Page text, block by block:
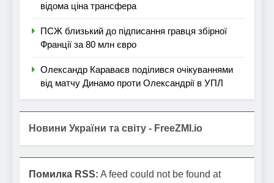
відома ціна трансфера
ПСЖ близький до підписання гравця збірної
Франції за 80 млн євро
Олександр Караваєв поділився очікуваннями
від матчу Динамо проти Олександрії в УПЛ
Новини України та світу - FreeZMI.io
Помилка RSS: A feed could not be found at